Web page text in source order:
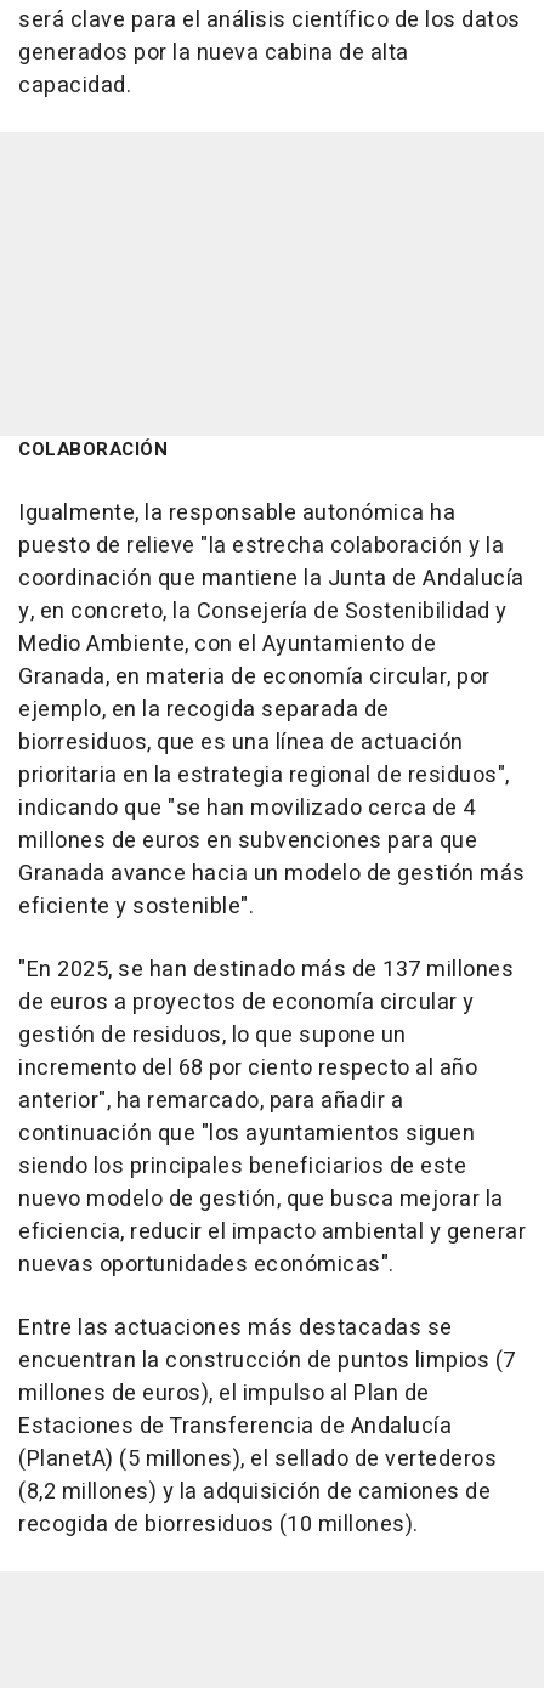
será clave para el análisis científico de los datos
generados por la nueva cabina de alta
capacidad.
COLABORACIÓN
Igualmente, la responsable autonómica ha
puesto de relieve "la estrecha colaboración y la
coordinación que mantiene la Junta de Andalucía
y, en concreto, la Consejería de Sostenibilidad y
Medio Ambiente, con el Ayuntamiento de
Granada, en materia de economía circular, por
ejemplo, en la recogida separada de
biorresiduos, que es una línea de actuación
prioritaria en la estrategia regional de residuos",
indicando que "se han movilizado cerca de 4
millones de euros en subvenciones para que
Granada avance hacia un modelo de gestión más
eficiente y sostenible".
"En 2025, se han destinado más de 137 millones
de euros a proyectos de economía circular y
gestión de residuos, lo que supone un
incremento del 68 por ciento respecto al año
anterior", ha remarcado, para añadir a
continuación que "los ayuntamientos siguen
siendo los principales beneficiarios de este
nuevo modelo de gestión, que busca mejorar la
eficiencia, reducir el impacto ambiental y generar
nuevas oportunidades económicas".
Entre las actuaciones más destacadas se
encuentran la construcción de puntos limpios (7
millones de euros), el impulso al Plan de
Estaciones de Transferencia de Andalucía
(PlanetA) (5 millones), el sellado de vertederos
(8,2 millones) y la adquisición de camiones de
recogida de biorresiduos (10 millones).